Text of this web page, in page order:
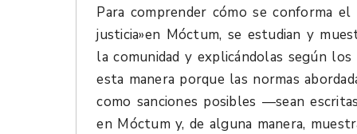
Para comprender cómo se conforma
justicia»en Móctum, se estudian y
la comunidad y explicándolas según
esta manera porque las normas
como sanciones posibles —sean
en Móctum y, de alguna manera,